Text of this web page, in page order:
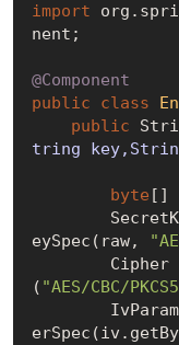
import
nent;
@Component
public
class
public
tring
byte []
eySpec(raw,
( "AES/CBC/